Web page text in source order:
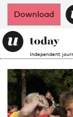
Download
Independent